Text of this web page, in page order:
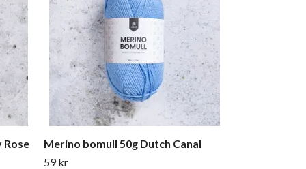
Rose
Merino bomull 50g Dutch Canal
59 kr